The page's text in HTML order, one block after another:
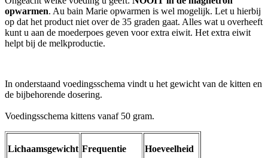
opwarmen. Au bain Marie opwarmen is wel mogelijk. Let u hierbij
op dat het product niet over de 35 graden gaat. Alles wat u overheeft
kunt u aan de moederpoes geven voor extra eiwit. Het extra eiwit
helpt bij de melkproductie.
In onderstaand voedingsschema vindt u het gewicht van de kitten en
de bijbehorende dosering.
Voedingsschema kittens vanaf 50 gram.
Lichaamsgewicht Frequentie Hoeveelheid